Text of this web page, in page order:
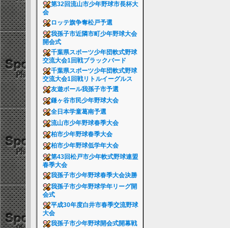
第32回流山市少年野球市長杯大
会
ロッテ旗争奪松戸予選
我孫子市近隣市町少年野球大会
開会式
千葉県スポーツ少年団軟式野球
交流大会1回戦ブラックバード
千葉県スポーツ少年団軟式野球
交流大会1回戦リトルイーグルス
友遊ボール我孫子市予選
鎌ヶ谷市民少年野球大会
全日本学童葛南予選
流山市少年野球春季大会
柏市少年野球春季大会
柏市少年野球低学年大会
第43回松戸市少年軟式野球連盟
春季大会
我孫子市少年野球春季大会決勝
我孫子市少年野球学年リーグ開
会式
平成30年度白井市春季交流野球
大会
我孫子市少年野球開会式開幕戦